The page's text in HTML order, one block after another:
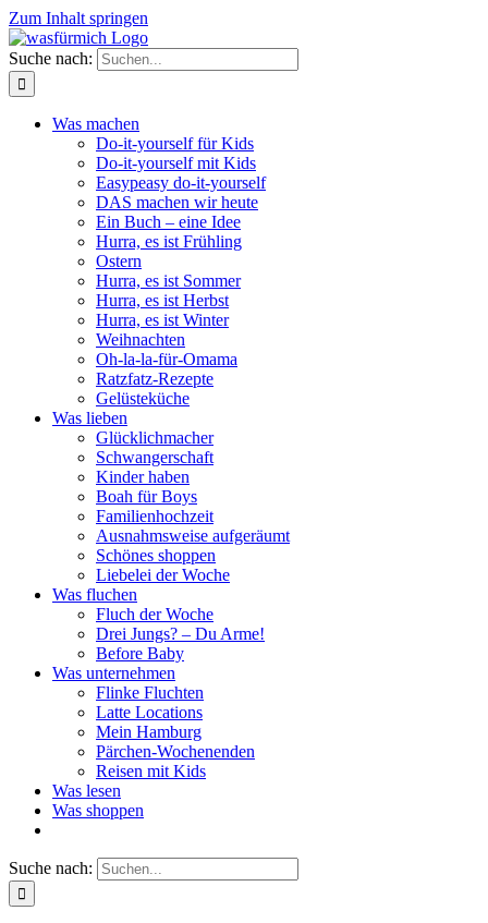
Zum Inhalt springen
Suche nach:
Was machen
Do-it-yourself für Kids
Do-it-yourself mit Kids
Easypeasy do-it-yourself
DAS machen wir heute
Ein Buch – eine Idee
Hurra, es ist Frühling
Ostern
Hurra, es ist Sommer
Hurra, es ist Herbst
Hurra, es ist Winter
Weihnachten
Oh-la-la-für-Omama
Ratzfatz-Rezepte
Gelüsteküche
Was lieben
Glücklichmacher
Schwangerschaft
Kinder haben
Boah für Boys
Familienhochzeit
Ausnahmsweise aufgeräumt
Schönes shoppen
Liebelei der Woche
Was fluchen
Fluch der Woche
Drei Jungs? – Du Arme!
Before Baby
Was unternehmen
Flinke Fluchten
Latte Locations
Mein Hamburg
Pärchen-Wochenenden
Reisen mit Kids
Was lesen
Was shoppen
Suche nach: